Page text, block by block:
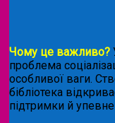
Чому це важливо?
проблема
особливої ваги.
бібліотека
підтримки й